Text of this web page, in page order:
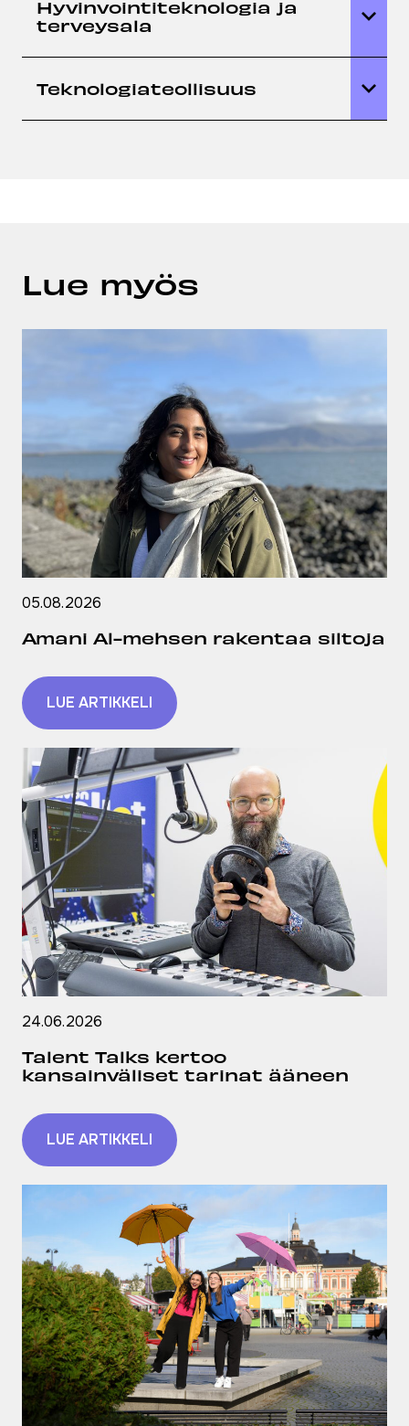
Hyvinvointiteknologia ja
terveysala
Teknologiateollisuus
Lue myös
05.08.2026
Amani Al-mehsen rakentaa siltoja
LUE ARTIKKELI
24.06.2026
Talent Talks kertoo
kansainväliset tarinat ääneen
LUE ARTIKKELI